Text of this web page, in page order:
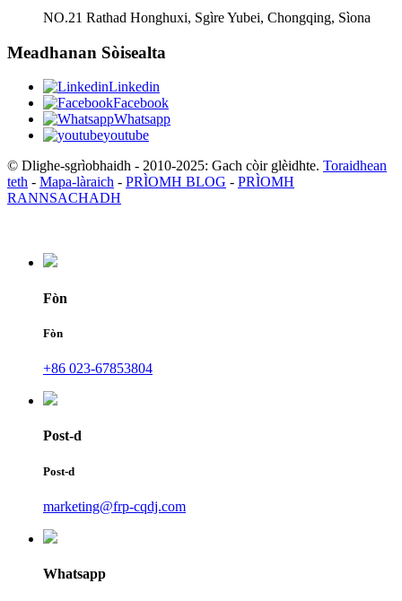
NO.21 Rathad Honghuxi, Sgìre Yubei, Chongqing, Sìona
Meadhanan Sòisealta
Linkedin
Facebook
Whatsapp
youtube
© Dlighe-sgrìobhaidh - 2010-2025: Gach còir glèidhte. Toraidhean
teth - Mapa-làraich - PRÌOMH BLOG - PRÌOMH
RANNSACHADH
Fòn
Fòn
+86 023-67853804
Post-d
Post-d
marketing@frp-cqdj.com
Whatsapp